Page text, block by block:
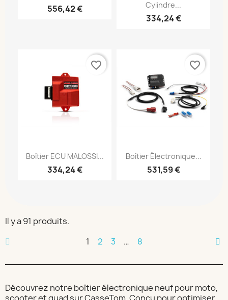
556,42 € Cylindre...
334,24 €
Boîtier ECU MALOSSI...
334,24 €
favorite_border
Boîtier Électronique...
531,59 €
favorite_border
Il y a 91 produits.
1
2 3 … 8
Découvrez notre boîtier électronique neuf pour moto,